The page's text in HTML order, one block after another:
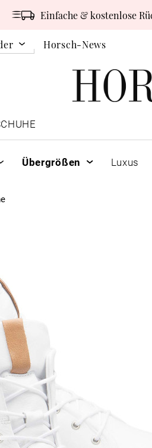
Einfache & kostenlose
Horsch-News
Übergrößen Luxus